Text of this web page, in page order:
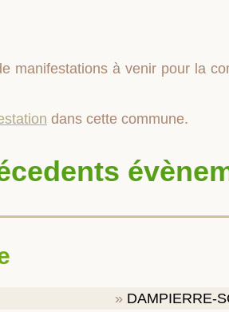
manifestations à venir pour la
dans cette commune.
DAMPIERRE-